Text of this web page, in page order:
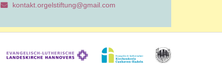
kontakt.orgelstiftung@gmail.com